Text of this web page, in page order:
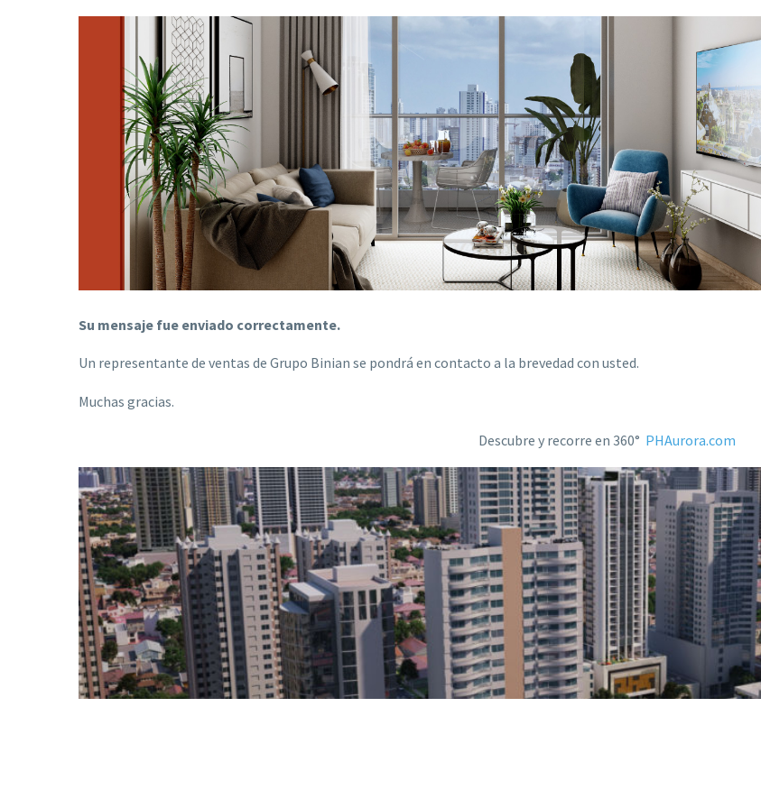
Su mensaje fue enviado correctamente.
Un representante de ventas de Grupo Binian se pondrá en contacto a la brevedad con usted.
Muchas gracias.
Descubre y recorre en 360° PHAurora.com
PHAURORA.COM
Clic aquí para recorrer PH Aurora en 360°